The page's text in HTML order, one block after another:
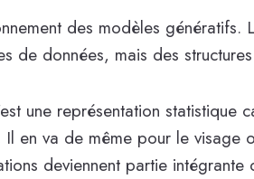
des modèles génératifs.
de données, mais des
une représentation statistique
en va de même pour le visage
deviennent partie